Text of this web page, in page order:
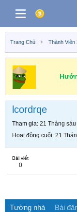
Trang Chủ Thành Viên
lcordrqe
Tham gia 21 Tháng
Hoạt động cuối 21
Bài viết
0
Tường nhà Bài